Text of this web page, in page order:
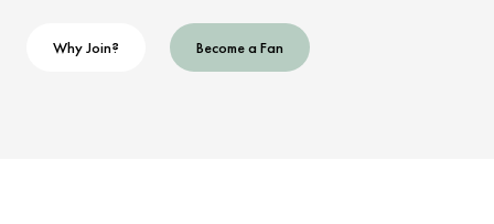
Why Join? Become a Fan